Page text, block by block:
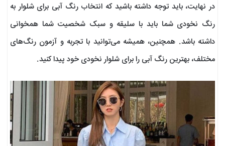
در نهایت، باید توجه داشته باشید که انتخاب رنگ آبی برای شلوار به
رنگ نخودی شما باید با سلیقه و سبک شخصیت شما همخوانی
داشته باشد. همچنین، همیشه می‌توانید با تجربه و آزمون رنگ‌های
مختلف، بهترین رنگ آبی را برای شلوار نخودی خود پیدا کنید.